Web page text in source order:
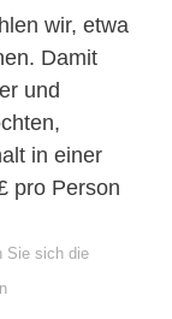
wir, etwa
Damit
und
in einer
pro Person
Sie sich die